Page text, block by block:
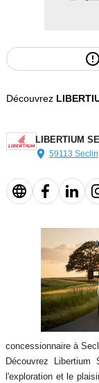
Découvrez
LIBERTIUM
59113 Seclin
concessionnaire à
Découvrez
l'exploration et le